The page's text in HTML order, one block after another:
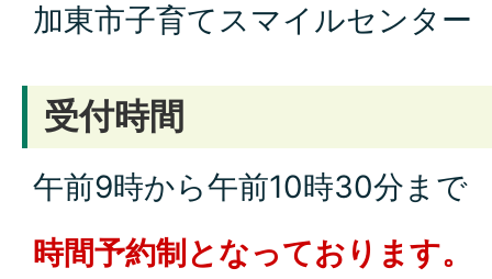
加東市子育てスマイルセンター
受付時間
午前9時から午前10時30分まで
時間予約制となっております。